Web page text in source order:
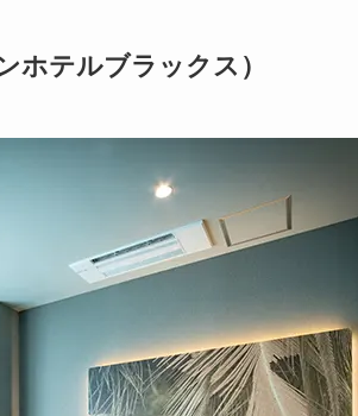
テルブラックス）